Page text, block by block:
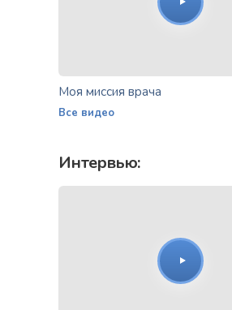
Моя миссия врача
Все видео
Интервью: